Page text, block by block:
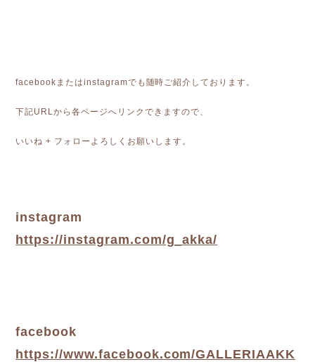
facebookまたはinstagramでも随時ご紹介しております。
下記URLから各ページへリンクできますので、
いいね + フォローよろしくお願いします。
instagram
https://instagram.com/g_akka/
facebook
https://www.facebook.com/GALLERIAAKK